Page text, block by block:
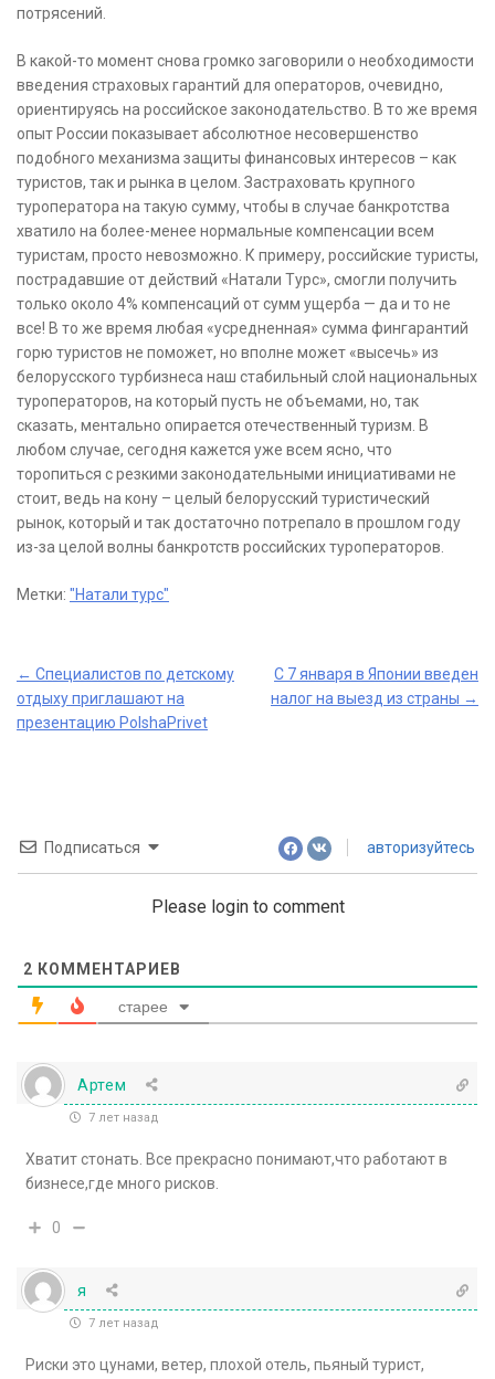
потрясений.
В какой-то момент снова громко заговорили о необходимости
введения страховых гарантий для операторов, очевидно,
ориентируясь на российское законодательство. В то же время
опыт России показывает абсолютное несовершенство
подобного механизма защиты финансовых интересов – как
туристов, так и рынка в целом. Застраховать крупного
туроператора на такую сумму, чтобы в случае банкротства
хватило на более-менее нормальные компенсации всем
туристам, просто невозможно. К примеру, российские туристы,
пострадавшие от действий «Натали Турс», смогли получить
только около 4% компенсаций от сумм ущерба — да и то не
все! В то же время любая «усредненная» сумма фингарантий
горю туристов не поможет, но вполне может «высечь» из
белорусского турбизнеса наш стабильный слой национальных
туроператоров, на который пусть не объемами, но, так
сказать, ментально опирается отечественный туризм. В
любом случае, сегодня кажется уже всем ясно, что
торопиться с резкими законодательными инициативами не
стоит, ведь на кону – целый белорусский туристический
рынок, который и так достаточно потрепало в прошлом году
из-за целой волны банкротств российских туроператоров.
Метки: "Натали турс"
Post
navigation
← Специалистов по детскому
отдыху приглашают на
презентацию PolshaPrivet
С 7 января в Японии введен
налог на выезд из страны →
Подписаться авторизуйтесь
Please login to comment
2 КОММЕНТАРИЕВ
старее
Артем
7 лет назад
Хватит стонать. Все прекрасно понимают,что работают в
бизнесе,где много рисков.
0
я
7 лет назад
Риски это цунами, ветер, плохой отель, пьяный турист,